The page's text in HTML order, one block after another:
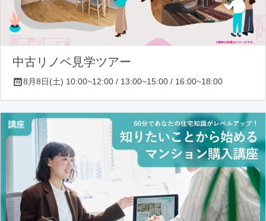
中古リノベ見学ツアー
8月8日(土) 10:00~12:00 / 13:00~15:00 / 16:00~18:00